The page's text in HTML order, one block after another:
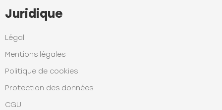
Juridique
Légal
Mentions légales
Politique de cookies
Protection des données
CGU